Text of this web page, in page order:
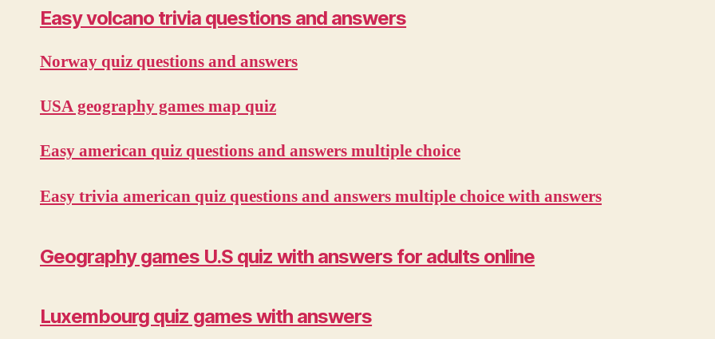
Easy volcano trivia questions and answers
Norway quiz questions and answers
USA geography games map quiz
Easy american quiz questions and answers multiple choice
Easy trivia american quiz questions and answers multiple choice with answers
Geography games U.S quiz with answers for adults online
Luxembourg quiz games with answers